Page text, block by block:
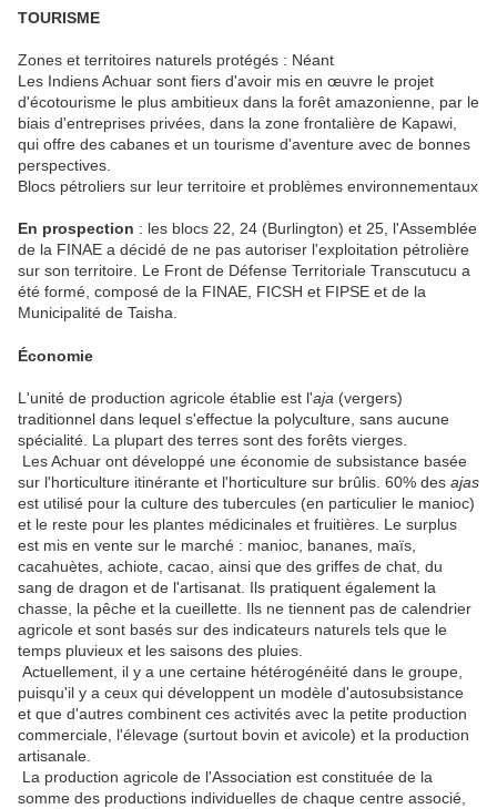
TOURISME
Zones et territoires naturels protégés : Néant
Les Indiens Achuar sont fiers d'avoir mis en œuvre le projet
d'écotourisme le plus ambitieux dans la forêt amazonienne, par le
biais d'entreprises privées, dans la zone frontalière de Kapawi,
qui offre des cabanes et un tourisme d'aventure avec de bonnes
perspectives.
Blocs pétroliers sur leur territoire et problèmes environnementaux
En prospection : les blocs 22, 24 (Burlington) et 25, l'Assemblée
de la FINAE a décidé de ne pas autoriser l'exploitation pétrolière
sur son territoire. Le Front de Défense Territoriale Transcutucu a
été formé, composé de la FINAE, FICSH et FIPSE et de la
Municipalité de Taisha.
Économie
L'unité de production agricole établie est l'aja (vergers)
traditionnel dans lequel s'effectue la polyculture, sans aucune
spécialité. La plupart des terres sont des forêts vierges.
Les Achuar ont développé une économie de subsistance basée
sur l'horticulture itinérante et l'horticulture sur brûlis. 60% des ajas
est utilisé pour la culture des tubercules (en particulier le manioc)
et le reste pour les plantes médicinales et fruitières. Le surplus
est mis en vente sur le marché : manioc, bananes, maïs,
cacahuètes, achiote, cacao, ainsi que des griffes de chat, du
sang de dragon et de l'artisanat. Ils pratiquent également la
chasse, la pêche et la cueillette. Ils ne tiennent pas de calendrier
agricole et sont basés sur des indicateurs naturels tels que le
temps pluvieux et les saisons des pluies.
Actuellement, il y a une certaine hétérogénéité dans le groupe,
puisqu'il y a ceux qui développent un modèle d'autosubsistance
et que d'autres combinent ces activités avec la petite production
commerciale, l'élevage (surtout bovin et avicole) et la production
artisanale.
La production agricole de l'Association est constituée de la
somme des productions individuelles de chaque centre associé,